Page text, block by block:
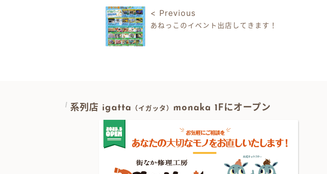
投稿ナビゲーション
< Previous
あねっこのイベント出店してきます！
系列店 igatta （イガッタ） monaka 1Fにオープン